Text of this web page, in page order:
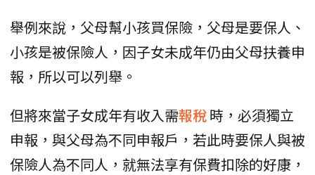
舉例來說，父母幫小孩買保險，父母是要保人、
小孩是被保險人，因子女未成年仍由父母扶養申
報，所以可以列舉。
但將來當子女成年有收入需報稅時，必須獨立
申報，與父母為不同申報戶，若此時要保人與被
保險人為不同人，就無法享有保費扣除的好康，